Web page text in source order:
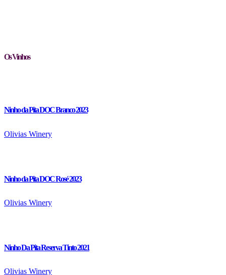
Os Vinhos
Ninho da Pita DOC Branco 2023
Olivias Winery
Ninho da Pita DOC Rosé 2023
Olivias Winery
Ninho Da Pita Reserva Tinto 2021
Olivias Winery